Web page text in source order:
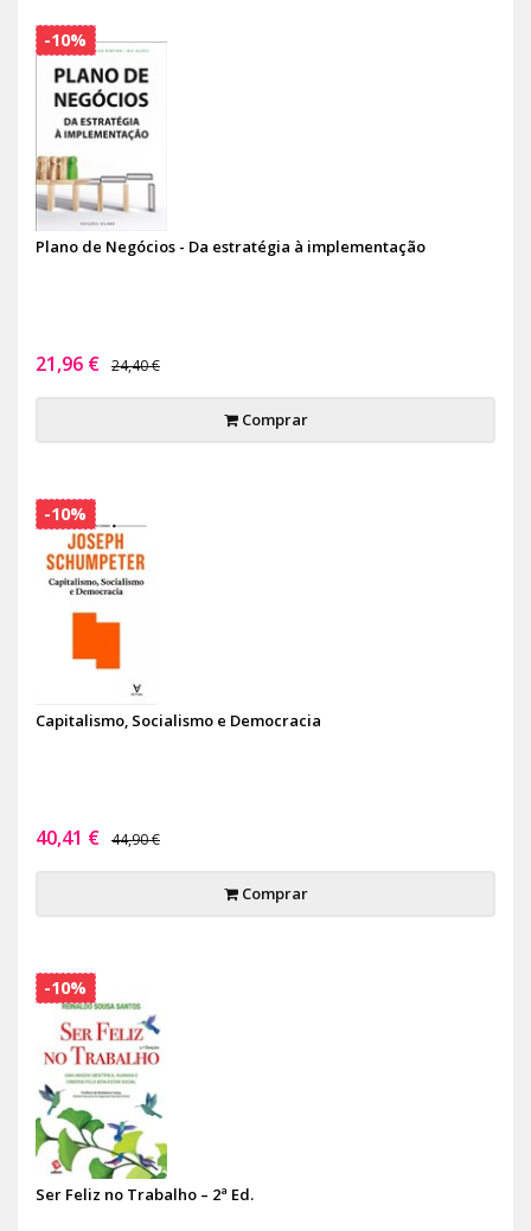
Plano de Negócios - Da estratégia à implementação
21,96 € 24,40 €
Comprar
-10%
Capitalismo, Socialismo e Democracia
40,41 € 44,90 €
Comprar
-10%
Ser Feliz no Trabalho – 2ª Ed.
-10%